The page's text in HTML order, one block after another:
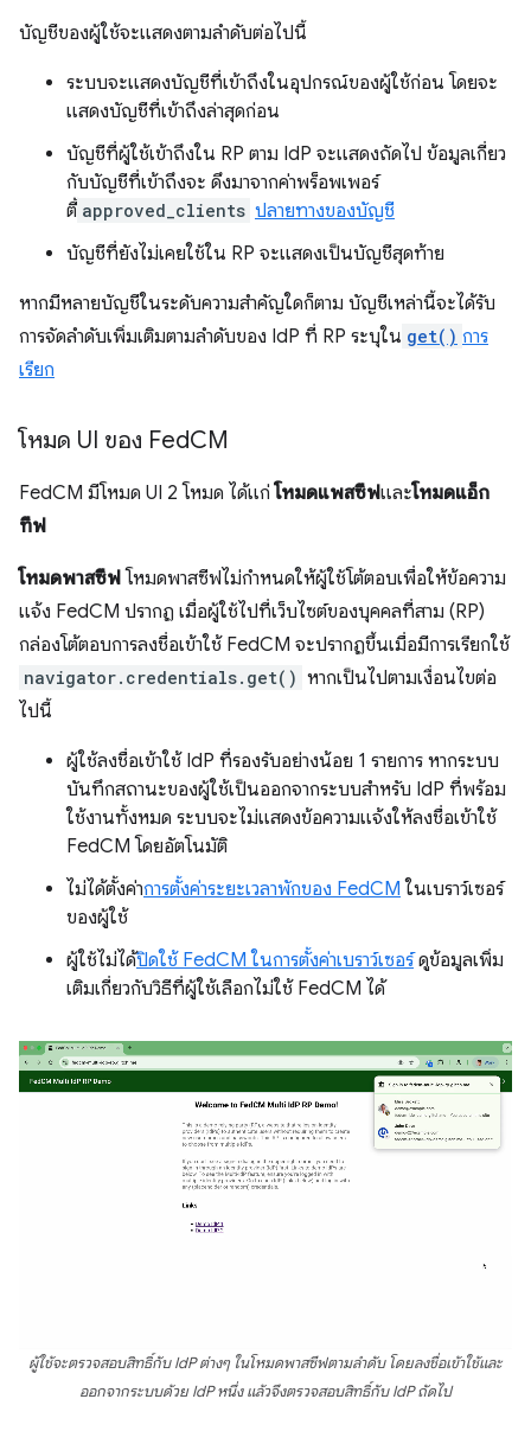
บัญชีของผู้ใช้จะแสดงตามลำดับต่อไปนี้
ระบบจะแสดงบัญชีที่เข้าถึงในอุปกรณ์ของผู้ใช้ก่อน โดยจะ
แสดงบัญชีที่เข้าถึงล่าสุดก่อน
บัญชีที่ผู้ใช้เข้าถึงใน RP ตาม IdP จะแสดงถัดไป ข้อมูลเกี่ยว
กับบัญชีที่เข้าถึงจะ ดึงมาจากค่าพร็อพเพอร์
ตี้ approved_clients ปลายทางของบัญชี
บัญชีที่ยังไม่เคยใช้ใน RP จะแสดงเป็นบัญชีสุดท้าย
หากมีหลายบัญชีในระดับความสำคัญใดก็ตาม บัญชีเหล่านี้จะได้รับ
การจัดลำดับเพิ่มเติมตามลำดับของ IdP ที่ RP ระบุใน get() การ
เรียก
โหมด UI ของ FedCM
FedCM มีโหมด UI 2 โหมด ได้แก่โหมดแพสซีฟและโหมดแอ็ก
ทีฟ
โหมดพาสซีฟ โหมดพาสซีฟไม่กำหนดให้ผู้ใช้โต้ตอบเพื่อให้ข้อความ
แจ้ง FedCM ปรากฏ เมื่อผู้ใช้ไปที่เว็บไซต์ของบุคคลที่สาม (RP)
กล่องโต้ตอบการลงชื่อเข้าใช้ FedCM จะปรากฏขึ้นเมื่อมีการเรียกใช้
navigator.credentials.get() หากเป็นไปตามเงื่อนไขต่อ
ไปนี้
ผู้ใช้ลงชื่อเข้าใช้ IdP ที่รองรับอย่างน้อย 1 รายการ หากระบบ
บันทึกสถานะของผู้ใช้เป็นออกจากระบบสำหรับ IdP ที่พร้อม
ใช้งานทั้งหมด ระบบจะไม่แสดงข้อความแจ้งให้ลงชื่อเข้าใช้
FedCM โดยอัตโนมัติ
ไม่ได้ตั้งค่าการตั้งค่าระยะเวลาพักของ FedCM ในเบราว์เซอร์
ของผู้ใช้
ผู้ใช้ไม่ได้ปิดใช้ FedCM ในการตั้งค่าเบราว์เซอร์ดูข้อมูลเพิ่ม
เติมเกี่ยวกับวิธีที่ผู้ใช้เลือกไม่ใช้ FedCM ได้
ผู้ใช้จะตรวจสอบสิทธิ์กับ IdP ต่างๆ ในโหมดพาสซีฟตามลำดับ โดยลงชื่อเข้าใช้และ
ออกจากระบบด้วย IdP หนึ่ง แล้วจึงตรวจสอบสิทธิ์กับ IdP ถัดไป